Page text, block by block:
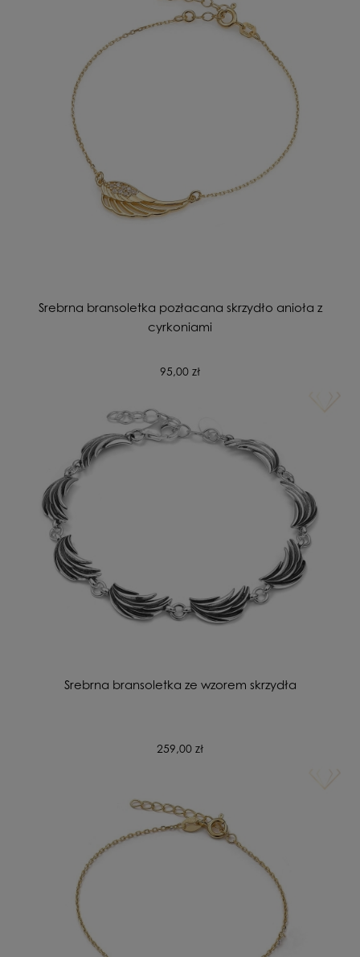
Srebrna bransoletka pozłacana skrzydło anioła z
cyrkoniami
95,00 zł
Srebrna bransoletka ze wzorem skrzydła
259,00 zł